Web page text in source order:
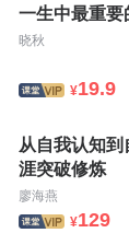
重复使鉴别力
确。我们自然
只是温水而
心理规律。
好的表情反
一生中最重要
晓秋
¥19.9
从自我认知
涯突破修炼
廖海燕
¥129